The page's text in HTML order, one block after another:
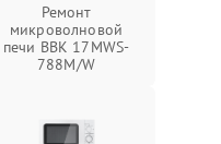
Ремонт
микроволновой
печи BBK 17MWS-
788M/W